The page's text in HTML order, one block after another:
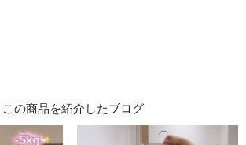
この商品を紹介したブログ